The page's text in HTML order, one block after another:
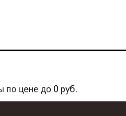
по цене до 0 руб.